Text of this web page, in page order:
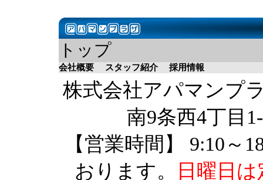
トップ
会社概要 スタッフ紹介 採用情報
株式会社アパマンプ
南9条西4丁目
【営業時間】 9:10～
おります。
日曜日